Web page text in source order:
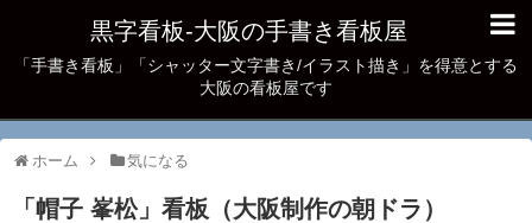
黒字看板‐大阪の手書き看板屋
「手書き看板」「シャッター文字書き/イラスト描き」を得意とする
大阪の看板屋です
ホーム 気になる
「帽子 峯松」看板（大阪制作の朝ドラ）